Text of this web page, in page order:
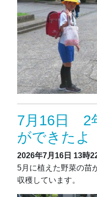
7月16日 2
ができたよ
2026年7月16日 13時
5月に植えた野菜の苗
収穫しています。